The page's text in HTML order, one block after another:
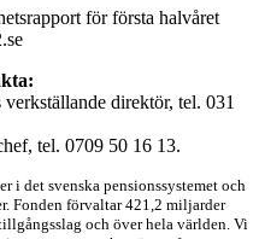
för första halvåret
direktör, tel. 031
tel. 0709 50 16 13.
i det svenska pensionssystemet och
Fonden förvaltar 421,2 miljarder
och över hela världen. Vi